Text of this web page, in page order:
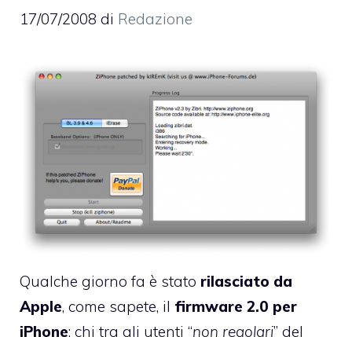
17/07/2008 di Redazione
Qualche giorno fa è stato rilasciato da
Apple, come sapete, il firmware 2.0 per
iPhone: chi tra gli utenti “non regolari” del